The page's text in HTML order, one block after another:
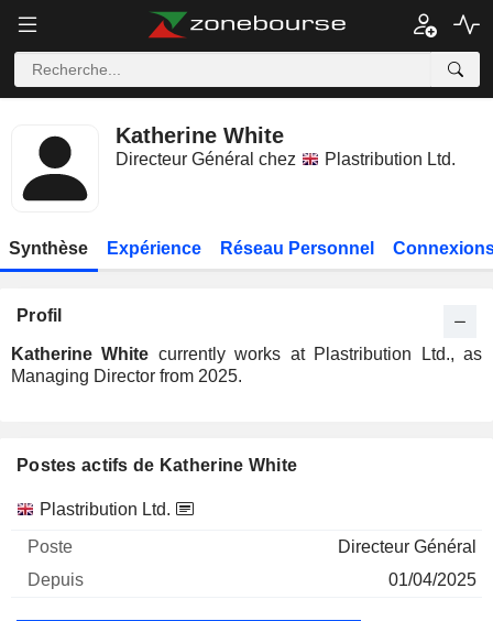
Katherine White
Directeur Général chez Plastribution Ltd.
Synthèse Expérience Réseau Personnel
Profil
Katherine White currently works at Plastribution Ltd., as
Managing Director from 2025.
Postes actifs de Katherine White
Sociétés Poste Début
Plastribution Ltd.
Directeur Général
01/04/2025